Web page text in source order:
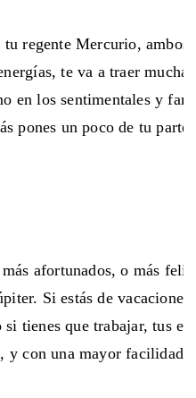
tu regente Mercurio,
te va a traer mucha
en los sentimentales y
pones un poco de tu
afortunados, o más
Si estás de
tienes que trabajar, tus
y con una mayor facilidad,